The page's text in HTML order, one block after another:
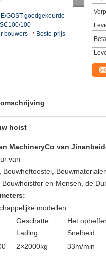
GOST goedgekeurde
100-
bouwers
Beste prijs
hoist
MachineryCo van
van
, Bouwheftoestel,
en Mensen, de
modellen:
Geschatte
Lading
Het
Snelheid
2×2000kg 33m/min